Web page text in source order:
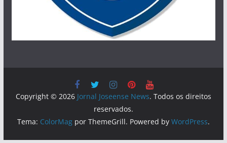
Copyright © 2026 Jornal Joseense News. Todos os direitos
reservados.
Tema: ColorMagpor ThemeGrill. Powered by WordPress.